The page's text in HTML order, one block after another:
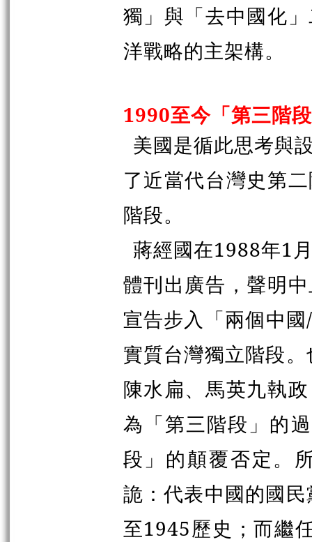
獨」與「去中國化
洋戰略的主架構。
1990至今「第三階
美國是循此思考與
了近當代台灣史第
階段。
蔣經國在1988年1
體刊出廣告，聲明
宣告步入「兩個中
實質台灣獨立階段
陳水扁、馬英九執
為「第三階段」的
段」的顛覆否定。
詭：代表中國的國
至1945歷史；而繼